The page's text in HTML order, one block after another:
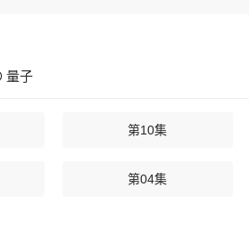
量子
第10集
第04集